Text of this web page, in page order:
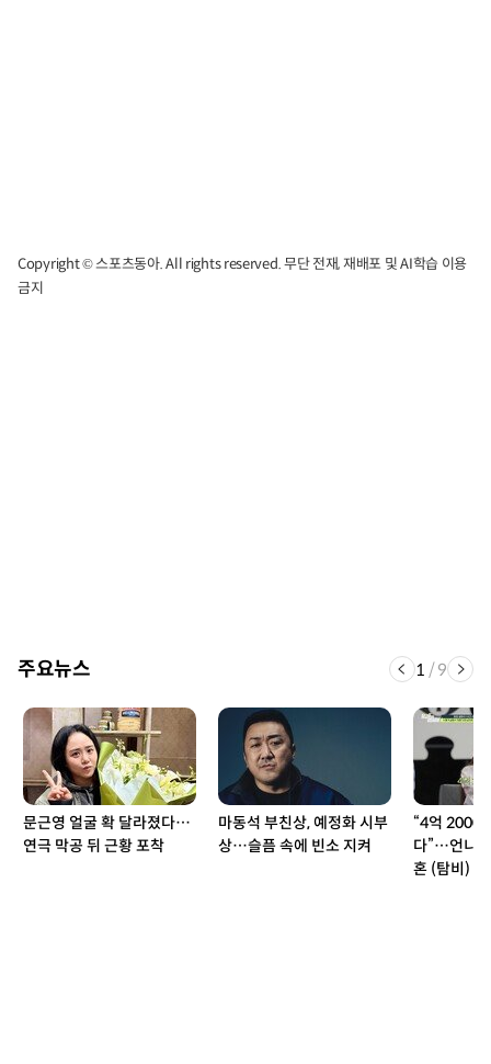
Copyright © 스포츠동아. All rights reserved. 무단 전재, 재배포 및 AI학습 이용
금지
주요뉴스 1 /9
문근영 얼굴 확 달라졌다…
연극 막공 뒤 근황 포착
마동석 부친상, 예정화 시부
상…슬픔 속에 빈소 지켜
“4억 2000
다”…언니
혼 (탐비)